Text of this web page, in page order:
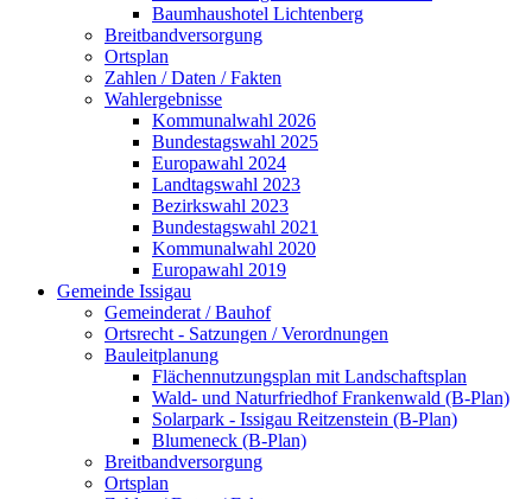
Baumhaushotel Lichtenberg
Breitbandversorgung
Ortsplan
Zahlen / Daten / Fakten
Wahlergebnisse
Kommunalwahl 2026
Bundestagswahl 2025
Europawahl 2024
Landtagswahl 2023
Bezirkswahl 2023
Bundestagswahl 2021
Kommunalwahl 2020
Europawahl 2019
Gemeinde Issigau
Gemeinderat / Bauhof
Ortsrecht - Satzungen / Verordnungen
Bauleitplanung
Flächennutzungsplan mit Landschaftsplan
Wald- und Naturfriedhof Frankenwald (B-Plan)
Solarpark - Issigau Reitzenstein (B-Plan)
Blumeneck (B-Plan)
Breitbandversorgung
Ortsplan